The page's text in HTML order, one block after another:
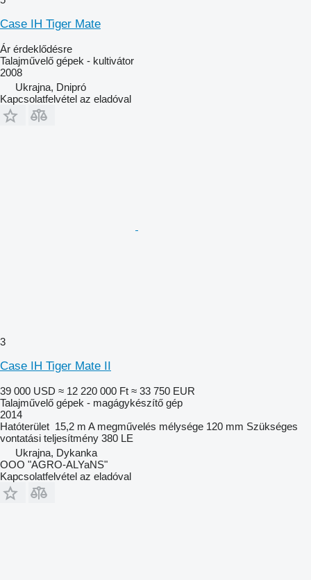
Case IH Tiger Mate
Ár érdeklődésre
Talajművelő gépek - kultivátor
2008
Ukrajna, Dnipró
Kapcsolatfelvétel az eladóval
3
Case IH Tiger Mate II
39 000 USD ≈ 12 220 000 Ft ≈ 33 750 EUR
Talajművelő gépek - magágykészítő gép
2014
Hatóterület 15,2 m A megművelés mélysége 120 mm Szükséges
vontatási teljesítmény 380 LE
Ukrajna, Dykanka
OOO "AGRO-ALYaNS"
Kapcsolatfelvétel az eladóval